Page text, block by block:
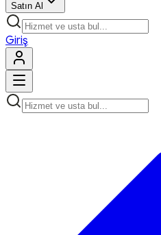
Satın Al
Giriş